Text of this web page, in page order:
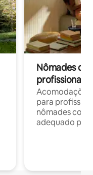
Nômades
profissionais
para
nômades com
adequado